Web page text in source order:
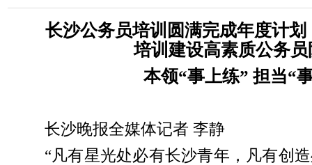
长沙公务员培训圆满完成年度计
培训建设高素质公务员
本领“事上练” 担当“
长沙晚报全媒体记者 李静
“凡有星光处必有长沙青年，凡有创